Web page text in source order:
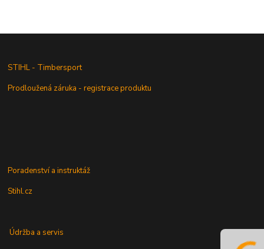
STIHL - Timbersport
Prodloužená záruka - registrace produktu
Poradenství a instruktáž
Stihl.cz
Údržba a servis